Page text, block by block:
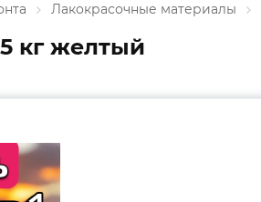
Лакокрасочные материалы
кг желтый